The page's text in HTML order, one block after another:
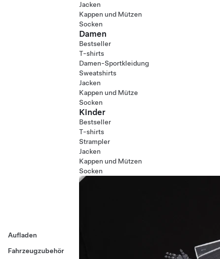
Aufladen
Fahrzeugzubehör
Jacken
Kappen und Mützen
Socken
Damen
Bestseller
T-shirts
Damen-Sportkleidung
Sweatshirts
Jacken
Kappen und Mütze
Socken
Kinder
Bestseller
T-shirts
Strampler
Jacken
Kappen und Mützen
Socken